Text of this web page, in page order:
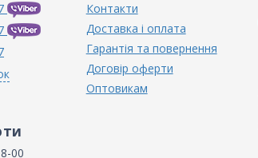
00
Контакти
Доставка і оплата
Гарантія та повернення
Договір оферти
Оптовикам